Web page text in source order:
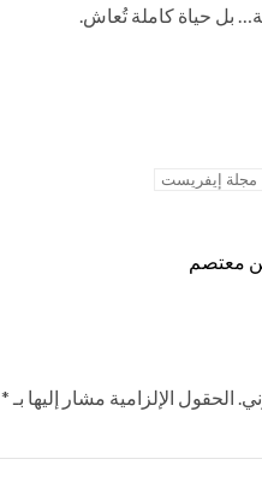
بل حياة كاملة تُعاش.
مجلة إيفريست
معتصم
الحقول الإلزامية مشار إليها بـ *